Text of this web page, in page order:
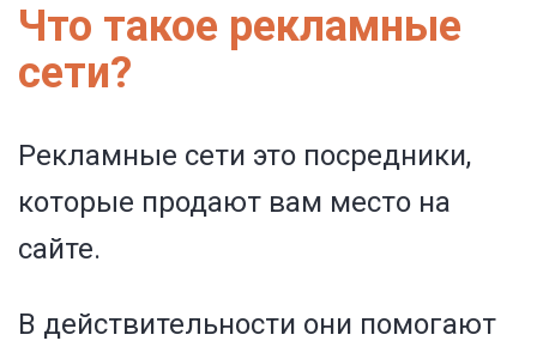
Что такое рекламные
сети?
Рекламные сети это посредники,
которые продают вам место на
сайте.
В действительности они помогают